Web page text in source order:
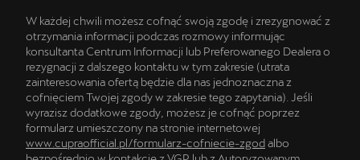
W każdej chwili możesz cofnąć swoją zgodę i zrezygnować z
otrzymania informacji podczas rozmowy informując
konsultanta Centrum Informacji lub Preferowanego Dealera o
rezygnacji z dalszego kontaktu w tym zakresie (utrata
zainteresowania ofertą będzie dla nas jednoznaczna z
cofnięciem Twojej zgody w zakresie tego zapytania). Jeśli
wyrazisz dodatkowe zgody, możesz je cofnąć poprzez
formularz umieszczony na stronie internetowej
www.cupraofficial.pl/formularz-cofniecie-zgodalbo